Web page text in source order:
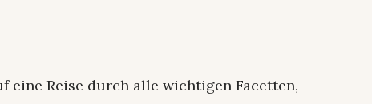
eine Reise durch alle wichtigen Facetten,